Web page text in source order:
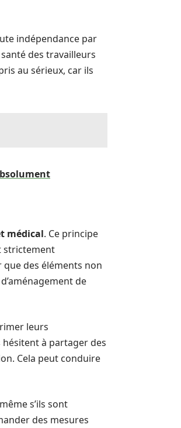
indépendance par
des travailleurs
au sérieux, car ils
médical. Ce principe
strictement
des éléments non
de
leurs
à partager des
Cela peut conduire
s’ils sont
des mesures